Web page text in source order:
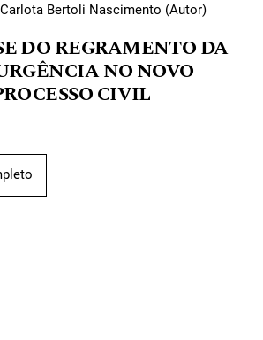
Bertoli Nascimento (Autor)
DO REGRAMENTO DA
NO NOVO
CIVIL